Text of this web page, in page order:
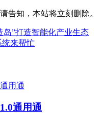
告知，本站将立刻删除。
”打造智能化产业生态
来帮忙
通用通